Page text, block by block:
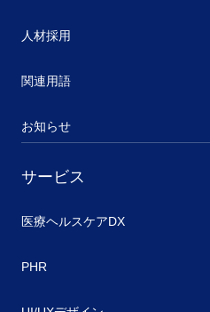
人材採用
関連用語
お知らせ
サービス
医療ヘルスケアDX
PHR